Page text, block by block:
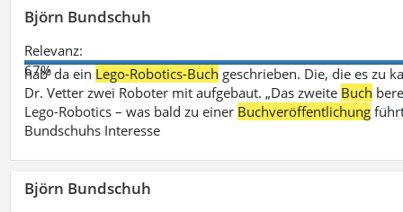
Björn Bundschuh
Relevanz:
67%
hab‘ da ein Lego-Robotics-Buch geschrieben. Die, die es zu
Dr. Vetter zwei Roboter mit aufgebaut. „Das zweite Buch
Lego-Robotics – was bald zu einer Buchveröffentlichung
Bundschuhs Interesse
Björn Bundschuh